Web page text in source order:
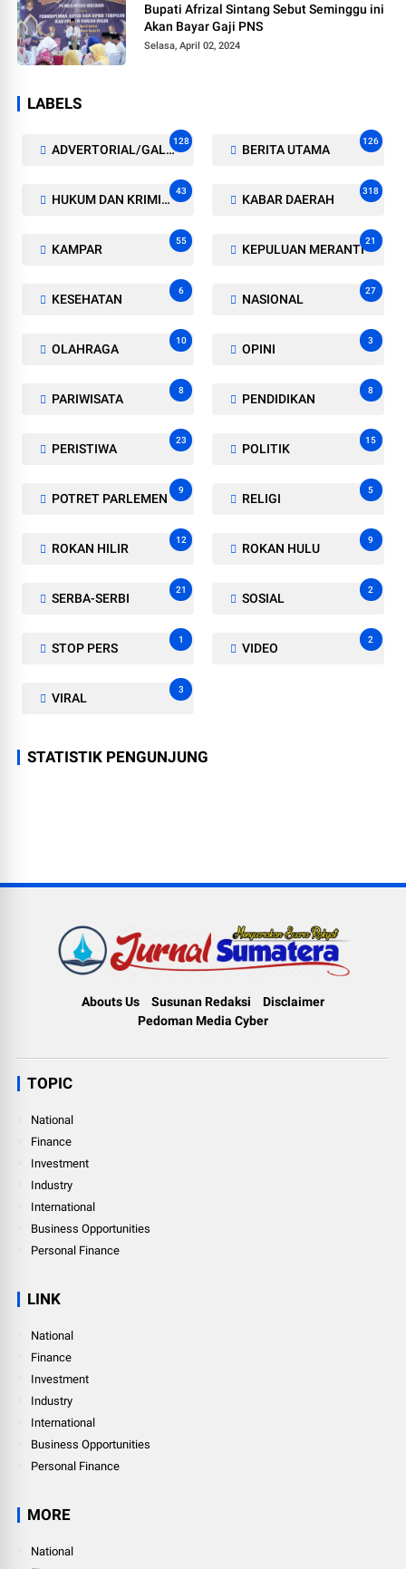
Bupati Afrizal Sintang Sebut Seminggu ini
Akan Bayar Gaji PNS
Selasa, April 02, 2024
LABELS
ADVERTORIAL/GALERI
128
BERITA UTAMA
126
HUKUM DAN KRIMINAL
43
KABAR DAERAH
318
KAMPAR
55
KEPULUAN MERANTI
21
KESEHATAN
6
NASIONAL
27
OLAHRAGA
10
OPINI
3
PARIWISATA
8
PENDIDIKAN
8
PERISTIWA
23
POLITIK
15
POTRET PARLEMEN
9
RELIGI
5
ROKAN HILIR
12
ROKAN HULU
9
SERBA-SERBI
21
SOSIAL
2
STOP PERS
1
VIDEO
2
VIRAL
3
STATISTIK PENGUNJUNG
Abouts Us Susunan Redaksi
Disclaimer
Pedoman Media Cyber
TOPIC
National
Finance
Investment
Industry
International
Business Opportunities
Personal Finance
LINK
National
Finance
Investment
Industry
International
Business Opportunities
Personal Finance
MORE
National